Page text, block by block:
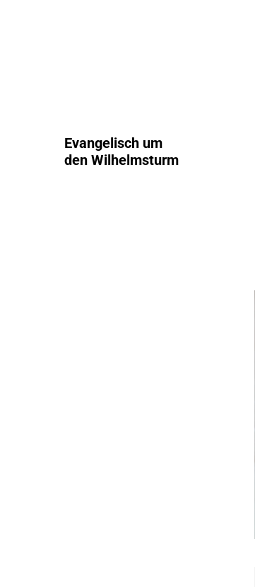
Evangelisch um
den Wilhelmsturm